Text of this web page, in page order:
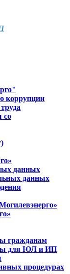
коррупции
со
данных
данных
гражданам
для ЮЛ и ИП
процедурах